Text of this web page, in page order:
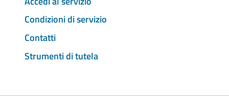
Condizioni di servizio
Contatti
Strumenti di tutela